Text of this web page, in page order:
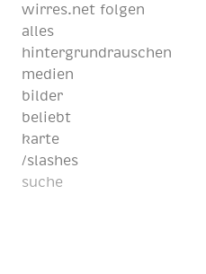
wirres.net folgen
alles
hintergrundrauschen
medien
bilder
beliebt
karte
/slashes